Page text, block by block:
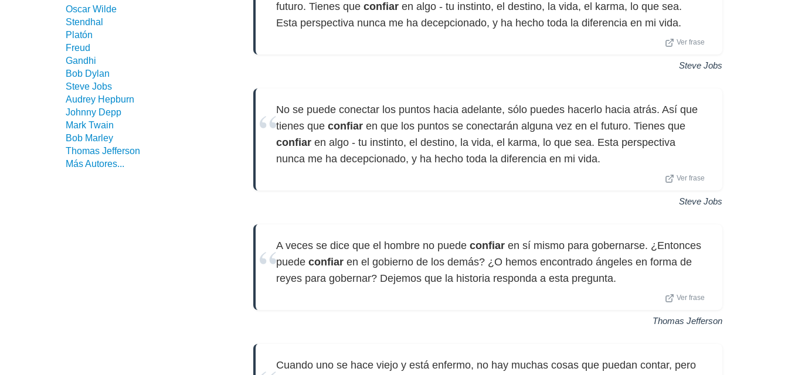
futuro. Tienes que confiar en algo - tu instinto, el destino, la vida, el karma, lo que sea.
Esta perspectiva nunca me ha decepcionado, y ha hecho toda la diferencia en mi vida.
Ver frase
Steve Jobs
No se puede conectar los puntos hacia adelante, sólo puedes hacerlo hacia atrás. Así que
tienes que confiar en que los puntos se conectarán alguna vez en el futuro. Tienes que
confiar en algo - tu instinto, el destino, la vida, el karma, lo que sea. Esta perspectiva
nunca me ha decepcionado, y ha hecho toda la diferencia en mi vida.
Ver frase
Steve Jobs
A veces se dice que el hombre no puede confiar en sí mismo para gobernarse. ¿Entonces
puede confiar en el gobierno de los demás? ¿O hemos encontrado ángeles en forma de
reyes para gobernar? Dejemos que la historia responda a esta pregunta.
Ver frase
Thomas Jefferson
Cuando uno se hace viejo y está enfermo, no hay muchas cosas que puedan contar, pero
Oscar Wilde
Stendhal
Platón
Freud
Gandhi
Bob Dylan
Steve Jobs
Audrey Hepburn
Johnny Depp
Mark Twain
Bob Marley
Thomas Jefferson
Más Autores...